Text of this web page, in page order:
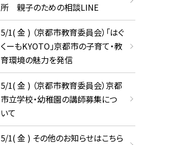
所 親子のための相談LINE
5/1( 金 ) （京都市教育委員会）「はぐ
くーもKYOTO」京都市の子育て・教
育環境の魅力を発信
5/1( 金 ) （京都市教育委員会）京都
市立学校・幼稚園の講師募集につ
いて
5/1( 金 ) その他のお知らせはこちら